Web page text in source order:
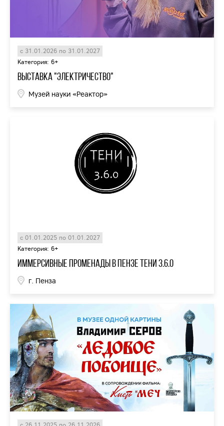
с 31.01.2026 по 31.01.2027
Категория: 6+
Выставка "Электричество"
Музей науки «Реактор»
с 01.01.2025 по 01.01.2027
Категория: 6+
Иммерсивные променады в Пензе ТЕНИ 3.6.0
г. Пенза